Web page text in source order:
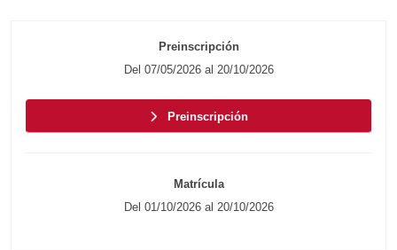
Preinscripción
Del 07/05/2026 al 20/10/2026
Preinscripción
Matrícula
Del 01/10/2026 al 20/10/2026